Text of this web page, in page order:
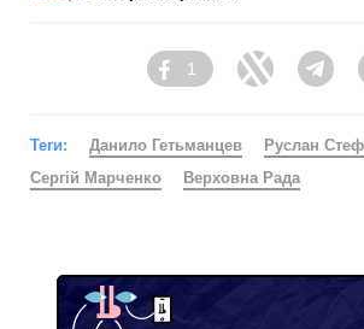
вже після 15 вересня — тоді Кабмін має
В той же час, голова фракції «Слуга
Арахамія заперечив, що Рада готується
Раніше Гетманцевзвинуватив
реформиДержавної митної служби